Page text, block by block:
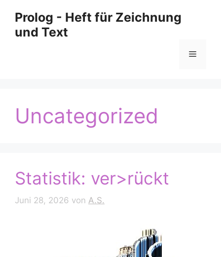
Inhalt
springen
Prolog - Heft für Zeichnung
und Text
Menü
Uncategorized
Statistik: ver>rückt
Juni 28, 2026 von A.S.